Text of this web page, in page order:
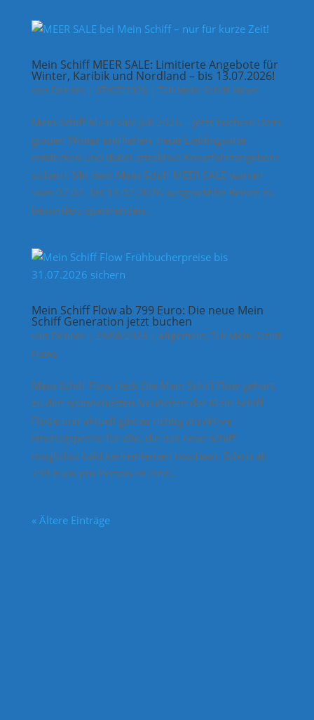
Mein Schiff MEER SALE: Limitierte Angebote für
Winter, Karibik und Nordland – bis 13.07.2026!
von Dennis | 07/07/2026 | TUI Mein Schiff News
Mein Schiff Meer Sale Juli 2026 – Jetzt buchen! Dem
grauen Winter entfliehen, neue Lieblingsorte
entdecken und dabei attraktive Kreuzfahrtangebote
sichern: Mit dem Mein Schiff MEER SALE warten
vom 07.07. bis 13.07.2026 ausgewählte Reisen zu
besonders spannenden...
Mein Schiff Flow ab 799 Euro: Die neue Mein
Schiff Generation jetzt buchen
von Dennis | 23/06/2026 | Allgemein, TUI Mein Schiff
News
Mein Schiff Flow Heck Die Mein Schiff Flow gehört
zu den spannendsten Neuheiten der Mein Schiff
Flotte und aktuell gibt es richtig attraktive
Einstiegspreise für alle, die das neue Schiff
möglichst bald kennenlernen möchten. Schon ab
799 Euro pro Person ist eine...
« Ältere Einträge